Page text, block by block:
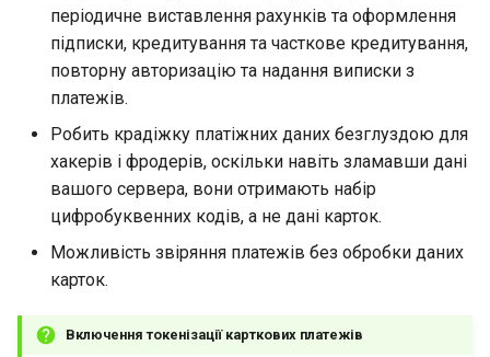
періодичне виставлення рахунків та оформлення
підписки, кредитування та часткове кредитування,
повторну авторизацію та надання виписки з
платежів.
Робить крадіжку платіжних даних безглуздою для
хакерів і фродерів, оскільки навіть зламавши дані
вашого сервера, вони отримають набір
цифробуквенних кодів, а не дані карток.
Можливість звіряння платежів без обробки даних
карток.
Включення токенізації карткових платежів